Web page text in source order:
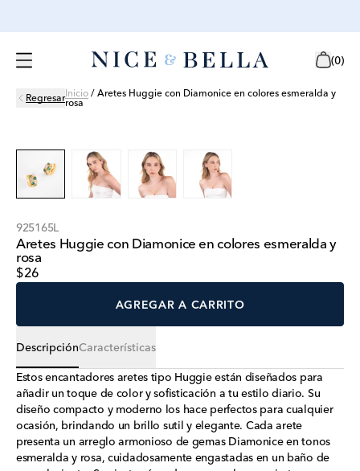
(0)
RegresarInicio / Aretes Huggie con Diamonice en colores esmeralda y
rosa
925165L
Aretes Huggie con Diamonice en colores esmeralda y
rosa
$26
AGREGAR A CARRITO
DescripciónCaracterísticas
Estos encantadores aretes tipo Huggie están diseñados para
añadir un toque de color y sofisticación a tu estilo diario. Su
diseño compacto y moderno los hace perfectos para cualquier
ocasión, brindando un brillo sutil y elegante. Cada arete
presenta un arreglo armonioso de gemas Diamonice en tonos
esmeralda y rosa, cuidadosamente engastadas en un baño de